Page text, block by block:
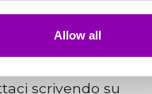
Allow all
rimandabile.
scrivendo su